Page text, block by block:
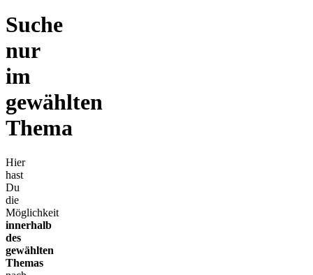
Suche
nur
im
gewählten
Thema
Hier
hast
Du
die
Möglichkeit
innerhalb
des
gewählten
Themas